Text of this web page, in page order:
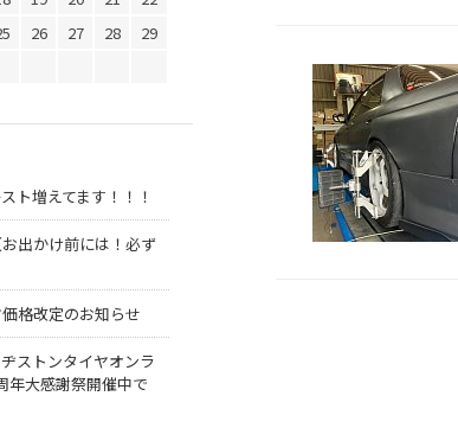
26 27 28
29
ト増えてます！！！
出かけ前には！必ず
格改定のお知らせ
ストンタイヤオンラ
年大感謝祭開催中で